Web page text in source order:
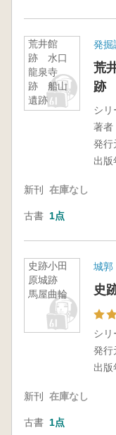
荒井館
跡 水口
龍泉寺
跡 船山
遺跡
発掘
荒
跡
シリ
著者
発行
出版
新刊 在庫なし
古書 1点
史跡小田
原城跡
馬屋曲輪
城郭
史
シリ
発行
出版
新刊 在庫なし
古書 1点